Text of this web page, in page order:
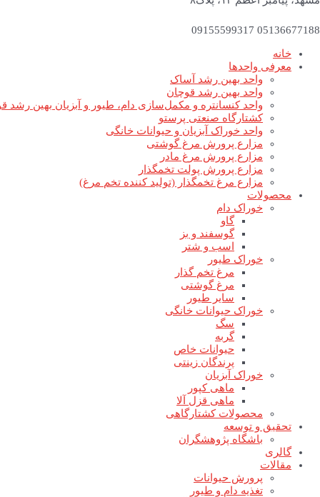
05136677188 09155599317
خانه
معرفی واحدها
واحد بهین رشد آساک
واحد بهین رشد قوچان
واحد کنسانتره و مکمل‌سازی دام، طیور و آبزیان بهین رشد
کشتارگاه صنعتی پرستو
واحد خوراک آبزیان و حیوانات خانگی
مزارع پرورش مرغ گوشتی
مزارع پرورش مرغ مادر
مزارع پرورش پولت تخمگذار
مزارع مرغ تخمگذار (تولید کننده تخم مرغ)
محصولات
خوراک دام
گاو
گوسفند و بز
اسب و شتر
خوراک طیور
مرغ تخم گذار
مرغ گوشتی
سایر طیور
خوراک حیوانات خانگی
سگ
گربه
حیوانات خاص
پرندگان زینتی
خوراک آبزیان
ماهی کپور
ماهی قزل آلا
محصولات کشتارگاهی
تحقیق و توسعه
باشگاه پژوهشگران
گالری
مقالات
پرورش حیوانات
تغذیه دام و طیور